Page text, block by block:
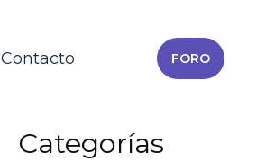
Contacto FORO
Categorías